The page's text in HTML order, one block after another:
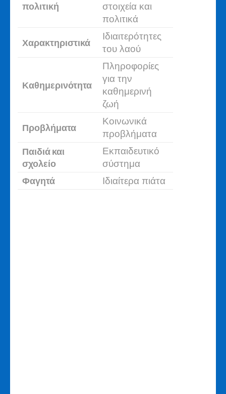
πολιτική
στοιχεία και
πολιτικά
Χαρακτηριστικά
Ιδιαιτερότητες
του λαού
Καθημερινότητα
Πληροφορίες
για την
καθημερινή
ζωή
Προβλήματα
Κοινωνικά
προβλήματα
Παιδιά και
σχολείο
Εκπαιδευτικό
σύστημα
Φαγητά Ιδιαίτερα πιάτα